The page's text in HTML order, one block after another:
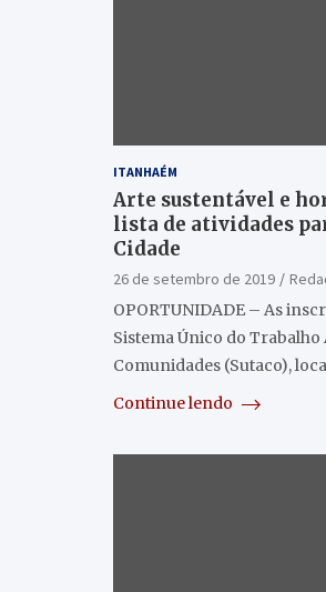
ITANHAÉM
Arte sustentável e
lista de atividades
Cidade
26 de setembro de 2019
OPORTUNIDADE – As
Sistema Único do Trabalho
Comunidades (Sutaco),
Continue lendo